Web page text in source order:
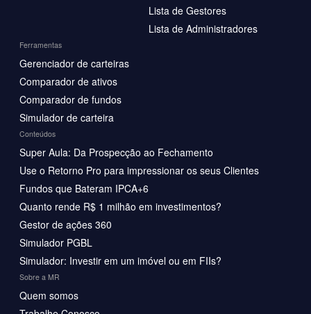
Lista de Gestores
Lista de Administradores
Ferramentas
Gerenciador de carteiras
Comparador de ativos
Comparador de fundos
Simulador de carteira
Conteúdos
Super Aula: Da Prospecção ao Fechamento
Use o Retorno Pro para impressionar os seus Clientes
Fundos que Bateram IPCA+6
Quanto rende R$ 1 milhão em investimentos?
Gestor de ações 360
Simulador PGBL
Simulador: Investir em um imóvel ou em FIIs?
Sobre a MR
Quem somos